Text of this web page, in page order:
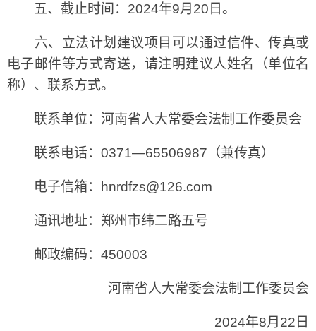
五、截止时间：2024年9月20日。
六、立法计划建议项目可以通过信件、传真或
电子邮件等方式寄送，请注明建议人姓名（单位名
称）、联系方式。
联系单位：河南省人大常委会法制工作委员会
联系电话：0371—65506987（兼传真）
电子信箱：hnrdfzs@126.com
通讯地址：郑州市纬二路五号
邮政编码：450003
河南省人大常委会法制工作委员会
2024年8月22日